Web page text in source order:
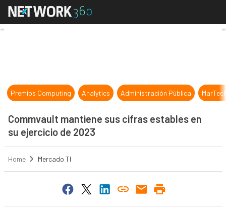
Commvault mantiene sus cifras
Premios Computing Analytics Administración Pública
Commvault mantiene sus cifras estables en
su ejercicio de 2023
Home Mercado TI